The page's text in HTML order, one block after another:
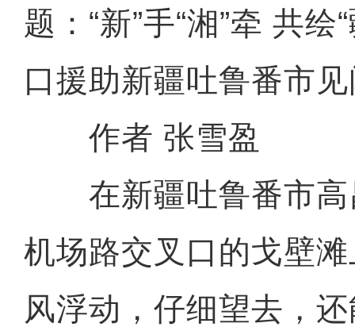
题：“新”手“湘”牵 共
口援助新疆吐鲁番市
作者 张雪盈
在新疆吐鲁番市高
机场路交叉口的戈壁
风浮动，仔细望去，